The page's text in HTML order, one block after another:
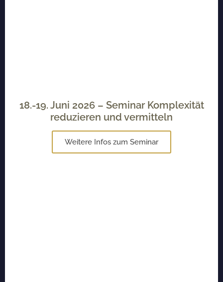
18.-19. Juni 2026 – Seminar Komplexität
reduzieren und vermitteln
Weitere Infos zum Seminar